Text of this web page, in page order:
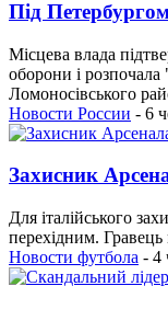
Під
Місцева влада
оборони і розпочала
Ломоносівського
Новости России - 6
Захисник
Для італійського
перехідним.
Новости футбола - 4